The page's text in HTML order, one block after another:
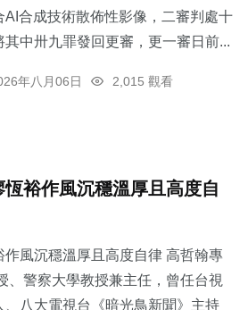
合成技術散佈性影像，二審判處十
中卅九罪發回更審，更一審日前...
年八月06日
2,015 觀看
裕作風沉穩溫厚且高度自
風沉穩溫厚且高度自律 高哲翰專
、警察大學教授兼主任，曾任台視
、八大電視台《暗光鳥新聞》主持